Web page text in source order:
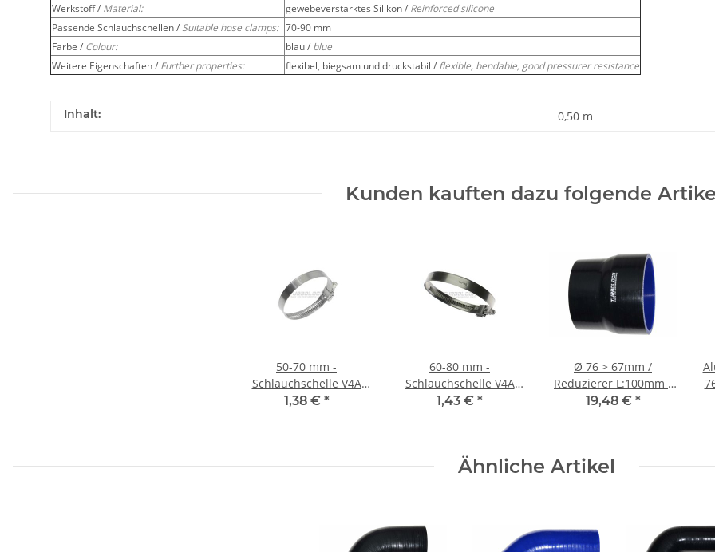
Werkstoff / Material: gewebeverstärktes Silikon / Reinforced silicone
Passende Schlauchschellen / Suitable hose clamps: 70-90 mm
Farbe / Colour: blau / blue
Weitere Eigenschaften / Further properties: flexibel, biegsam und druckstabil / flexible, bendable, good pressurer resistance
Inhalt: 0,50 m
Kunden kauften dazu folgende
50-70 mm -
Schlauchschelle V4A
1.4401 Edelstahl B:9
1,38 € *
60-80 mm -
Schlauchschelle V4A
1.4401 Edelstahl B:9
1,43 € *
Ø 76 > 67mm /
Reduzierer L:100mm /
Silikonschlauch -
19,48 € *
Ähnliche Artikel